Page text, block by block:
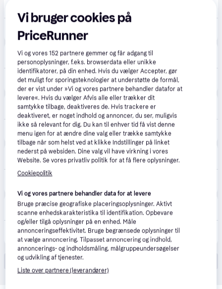
Canon EOS R100 m/ 18-45mm.
Proshop.dk 4.8(1280)
Fri fragt ,1 dag
Canon EOS R100 + RF-S 18-45MM IS STM 4.895 kr.
Eller 3 betalinger af 1.632 kr.
Kamerahuset 5.0
49 kr. fragt,1-2 dage
Canon EOS R100 18-45mm 4.870 kr.
Merlin 4.7(161)
Fri fragt,1-2 dage
happii.dk 4.7 (127)
Fri fragt,1-2 dage
Canon EOS R100 + RF-S 18-45MM IS STM 4.999 kr.
Eller 3 betalinger af 1.666 kr.
Vi bruger cookies på
PriceRunner
Vi og vores152 partnere gemmer og får adgang til
personoplysninger, f.eks. browserdata eller unikke
identifikatorer, på din enhed. Hvis du vælger Accepter, gør
det muligt for sporingsteknologier at understøtte de formål,
der er vist under »Vi og vores partnere behandler datafor at
levere«. Hvis du vælger Afvis alle eller trækker dit
samtykke tilbage, deaktiveres de. Hvis trackere er
deaktiveret, er noget indhold og annoncer, du ser, muligvis
ikke så relevant for dig. Du kan til enhver tid få vist denne
menu igen for at ændre dine valg eller trække samtykke
tilbage når som helst ved at klikke Indstillinger på linket
nederst på websiden. Dine valg vil have virkning i vores
Website. Se vores privatliv politik for at få flere oplysninger.
Cookiepolitik
Vi og vores partnere behandler data for at levere
Bruge præcise geografiske placeringsoplysninger. Aktivt
scanne enhedskarakteristika til identifikation. Opbevare
og/eller tilgå oplysninger på en enhed. Måle
annonceringseffektivitet. Bruge begrænsede oplysninger til
at vælge annoncering. Tilpasset annoncering og indhold,
annoncerings- og indholdsmåling, målgruppeundersøgelser
og udvikling af tjenester.
Liste over partnere (leverandører)